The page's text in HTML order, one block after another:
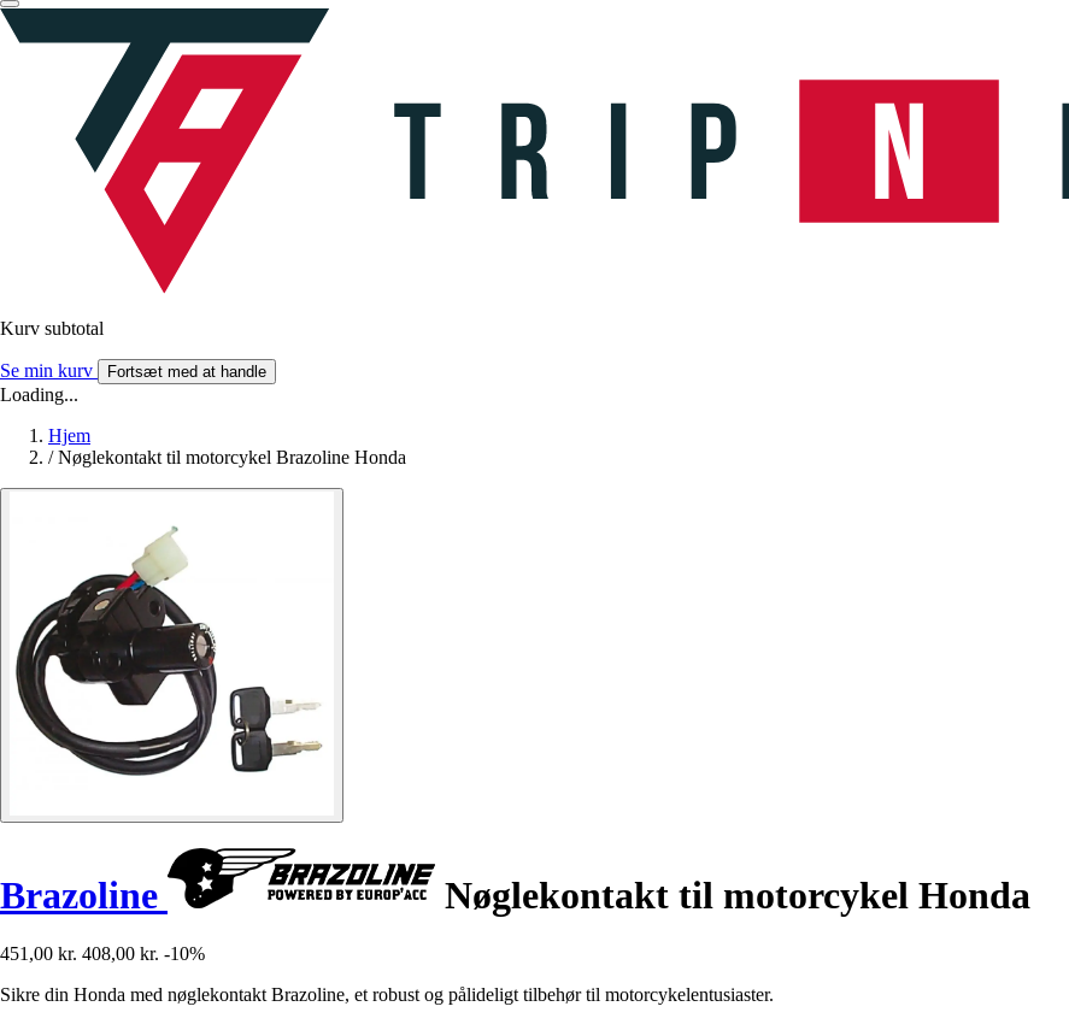
Kurv subtotal
Se min kurv Fortsæt med at handle
Loading...
Hjem
/ Nøglekontakt til motorcykel Brazoline Honda
Brazoline Nøglekontakt til motorcykel Honda
451,00 kr. 408,00 kr. -10%
Sikre din Honda med nøglekontakt Brazoline, et robust og pålideligt tilbehør til motorcykelentusiaster.